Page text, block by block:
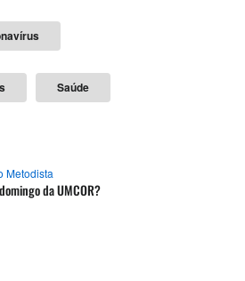
Saúde
Metodista
da UMCOR?